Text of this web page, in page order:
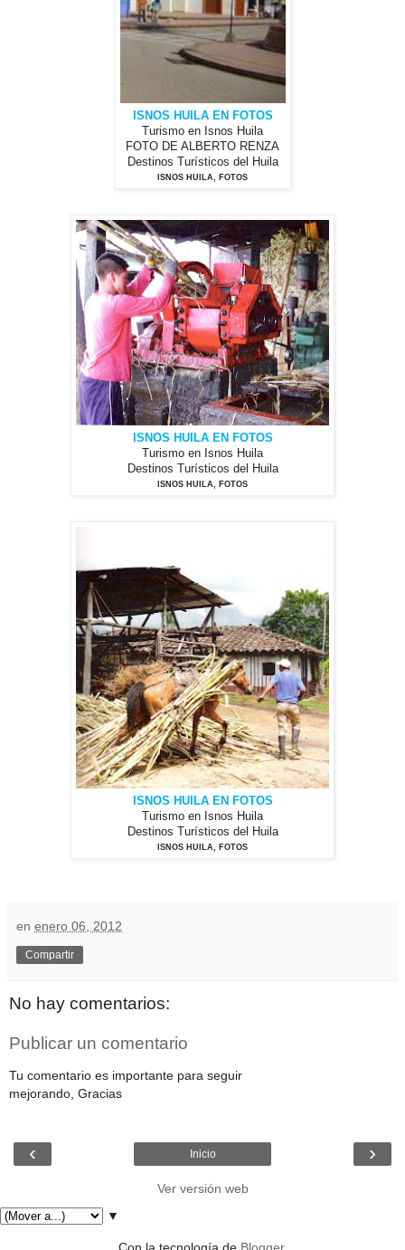
ISNOS HUILA EN FOTOS
Turismo en Isnos Huila
FOTO DE ALBERTO RENZA
Destinos Turísticos del Huila
ISNOS HUILA, FOTOS
ISNOS HUILA EN FOTOS
Turismo en Isnos Huila
Destinos Turísticos del Huila
ISNOS HUILA, FOTOS
ISNOS HUILA EN FOTOS
Turismo en Isnos Huila
Destinos Turísticos del Huila
ISNOS HUILA, FOTOS
en enero 06, 2012
Compartir
No hay comentarios:
Publicar un comentario
Tu comentario es importante para seguir
mejorando, Gracias
‹ ›
Inicio
Ver versión web
▼